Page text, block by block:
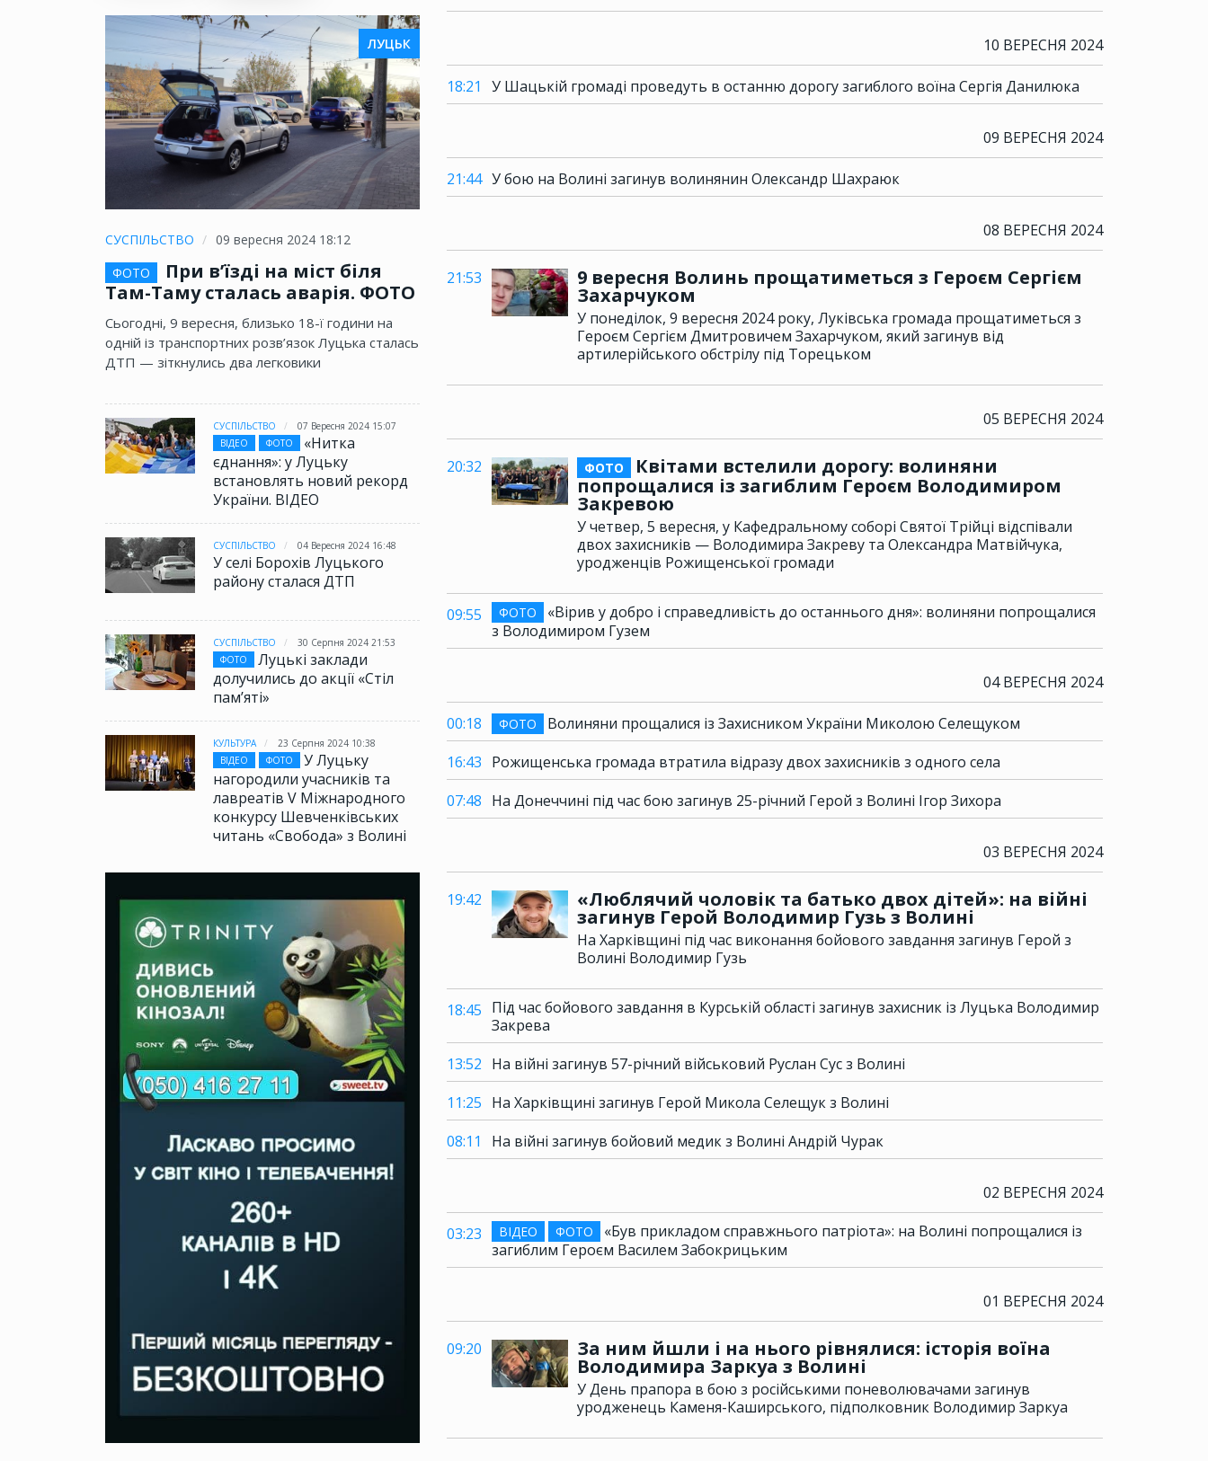
ЛУЦЬК
СУСПІЛЬСТВО
09 вересня 2024 18:12
ФОТО
При в’їзді на міст біля
Там-Таму сталась аварія. ФОТО
Сьогодні, 9 вересня, близько 18-ї години на
одній із транспортних розв’язок Луцька сталась
ДТП — зіткнулись два легковики
СУСПІЛЬСТВО
07 Вересня 2024 15:07
ВІДЕО
ФОТО
«Нитка
єднання»: у Луцьку
встановлять новий рекорд
України. ВІДЕО
СУСПІЛЬСТВО 04 Вересня 2024 16:48
У селі Борохів Луцького
району сталася ДТП
СУСПІЛЬСТВО
30 Серпня 2024 21:53
ФОТО
Луцькі заклади
долучились до акції «Стіл
памʼяті»
КУЛЬТУРА
23 Серпня 2024 10:38
ВІДЕО
ФОТО
У Луцьку
нагородили учасників та
лавреатів V Міжнародного
конкурсу Шевченківських
читань «Свобода» з Волині
10 ВЕРЕСНЯ 2024
18:21 У Шацькій громаді проведуть в останню дорогу загиблого воїна Сергія Данилюка
09 ВЕРЕСНЯ 2024
21:44 У бою на Волині загинув волинянин Олександр Шахраюк
08 ВЕРЕСНЯ 2024
21:53 9 вересня Волинь прощатиметься з Героєм Сергієм
Захарчуком
У понеділок, 9 вересня 2024 року, Луківська громада прощатиметься з
Героєм Сергієм Дмитровичем Захарчуком, який загинув від
артилерійського обстрілу під Торецьком
05 ВЕРЕСНЯ 2024
20:32 ФОТО
Квітами встелили дорогу: волиняни
попрощалися із загиблим Героєм Володимиром
Закревою
У четвер, 5 вересня, у Кафедральному соборі Святої Трійці відспівали
двох захисників — Володимира Закреву та Олександра Матвійчука,
уродженців Рожищенської громади
09:55 ФОТО
«Вірив у добро і справедливість до останнього дня»: волиняни попрощалися
з Володимиром Гузем
04 ВЕРЕСНЯ 2024
00:18 ФОТО
Волиняни прощалися із Захисником України Миколою Селещуком
16:43 Рожищенська громада втратила відразу двох захисників з одного села
07:48 На Донеччині під час бою загинув 25-річний Герой з Волині Ігор Зихора
03 ВЕРЕСНЯ 2024
19:42 «Люблячий чоловік та батько двох дітей»: на війні
загинув Герой Володимир Гузь з Волині
На Харківщині під час виконання бойового завдання загинув Герой з
Волині Володимир Гузь
18:45 Під час бойового завдання в Курській області загинув захисник із Луцька Володимир
Закрева
13:52 На війні загинув 57-річний військовий Руслан Сус з Волині
11:25 На Харківщині загинув Герой Микола Селещук з Волині
08:11
На війні загинув бойовий медик з Волині Андрій Чурак
02 ВЕРЕСНЯ 2024
03:23 ВІДЕО ФОТО
«Був прикладом справжнього патріота»: на Волині попрощалися із
загиблим Героєм Василем Забокрицьким
01 ВЕРЕСНЯ 2024
09:20 За ним йшли і на нього рівнялися: історія воїна
Володимира Заркуа з Волині
У День прапора в бою з російськими поневолювачами загинув
уродженець Каменя-Каширського, підполковник Володимир Заркуа